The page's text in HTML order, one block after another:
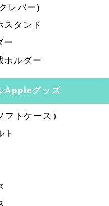
レバー)
スタンド
ー
ホルダー
Appleグッズ
トケース）